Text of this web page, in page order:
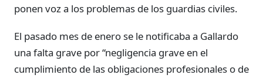
ponen voz a los problemas de los guardias civiles.
El pasado mes de enero se le notificaba a Gallardo
una falta grave por “negligencia grave en el
cumplimiento de las obligaciones profesionales o de